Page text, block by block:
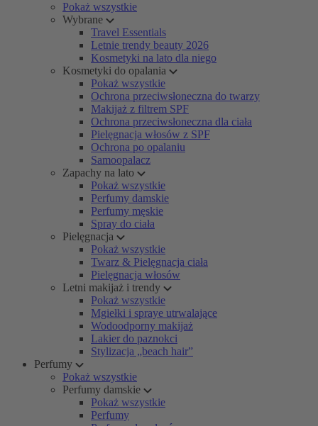
Pokaż wszystkie
Wybrane
Travel Essentials
Letnie trendy beauty 2026
Kosmetyki na lato dla niego
Kosmetyki do opalania
Pokaż wszystkie
Ochrona przeciwsłoneczna do twarzy
Makijaż z filtrem SPF
Ochrona przeciwsłoneczna dla ciała
Pielęgnacja włosów z SPF
Ochrona po opalaniu
Samoopalacz
Zapachy na lato
Pokaż wszystkie
Perfumy damskie
Perfumy męskie
Spray do ciała
Pielęgnacja
Pokaż wszystkie
Twarz & Pielęgnacja ciała
Pielęgnacja włosów
Letni makijaż i trendy
Pokaż wszystkie
Mgiełki i spraye utrwalające
Wodoodporny makijaż
Lakier do paznokci
Stylizacja „beach hair”
Perfumy
Pokaż wszystkie
Perfumy damskie
Pokaż wszystkie
Perfumy